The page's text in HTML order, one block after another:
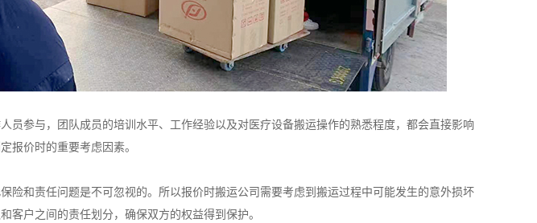
员参与，团队成员的培训水平、工作经验以及对医疗设备搬运操作的熟悉程度，都会直接影响
报价时的重要考虑因素。
险和责任问题是不可忽视的。所以报价时搬运公司需要考虑到搬运过程中可能发生的意外损坏
客户之间的责任划分，确保双方的权益得到保护。